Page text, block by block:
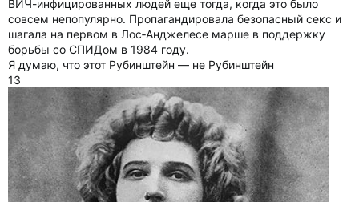
ВИЧ-инфицированных людей еще тогда, когда это было
совсем непопулярно. Пропагандировала безопасный секс и
шагала на первом в Лос‑Анджелесе марше в поддержку
борьбы со СПИДом в 1984 году.
Я думаю, что этот Рубинштейн — не Рубинштейн
13